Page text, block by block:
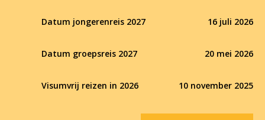
Datum jongerenreis 2027 16 juli 2026
Datum groepsreis 2027 20 mei 2026
Visumvrij reizen in 2026 10 november 2025